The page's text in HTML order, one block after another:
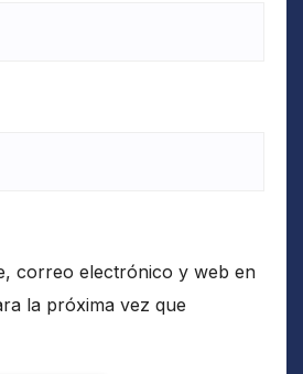
correo electrónico y web en
la próxima vez que